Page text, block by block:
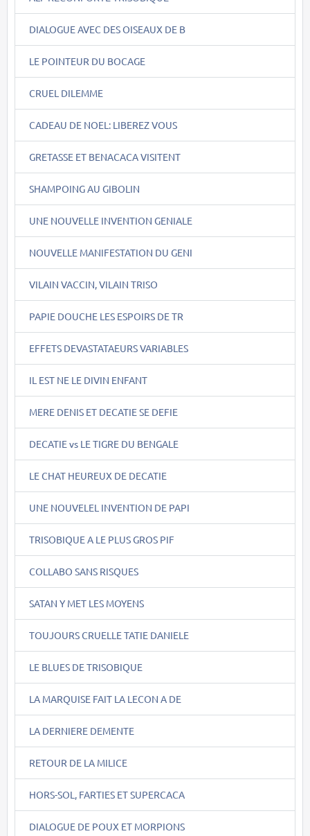
DIALOGUE AVEC DES OISEAUX DE B
LE POINTEUR DU BOCAGE
CRUEL DILEMME
CADEAU DE NOEL: LIBEREZ VOUS
GRETASSE ET BENACACA VISITENT
SHAMPOING AU GIBOLIN
UNE NOUVELLE INVENTION GENIALE
NOUVELLE MANIFESTATION DU GENI
VILAIN VACCIN, VILAIN TRISO
PAPIE DOUCHE LES ESPOIRS DE TR
EFFETS DEVASTATAEURS VARIABLES
IL EST NE LE DIVIN ENFANT
MERE DENIS ET DECATIE SE DEFIE
DECATIE vs LE TIGRE DU BENGALE
LE CHAT HEUREUX DE DECATIE
UNE NOUVELEL INVENTION DE PAPI
TRISOBIQUE A LE PLUS GROS PIF
COLLABO SANS RISQUES
SATAN Y MET LES MOYENS
TOUJOURS CRUELLE TATIE DANIELE
LE BLUES DE TRISOBIQUE
LA MARQUISE FAIT LA LECON A DE
LA DERNIERE DEMENTE
RETOUR DE LA MILICE
HORS-SOL, FARTIES ET SUPERCACA
DIALOGUE DE POUX ET MORPIONS